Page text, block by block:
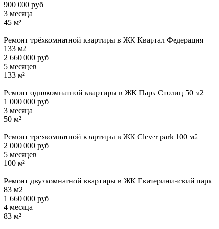
900 000 руб
3 месяца
45 м²
Ремонт трёхкомнатной квартиры в ЖК Квартал Федерация
133 м2
2 660 000 руб
5 месяцев
133 м²
Ремонт однокомнатной квартиры в ЖК Парк Столиц 50 м2
1 000 000 руб
3 месяца
50 м²
Ремонт трехкомнатной квартиры в ЖК Clever park 100 м2
2 000 000 руб
5 месяцев
100 м²
Ремонт двухкомнатной квартиры в ЖК Екатерининский парк
83 м2
1 660 000 руб
4 месяца
83 м²